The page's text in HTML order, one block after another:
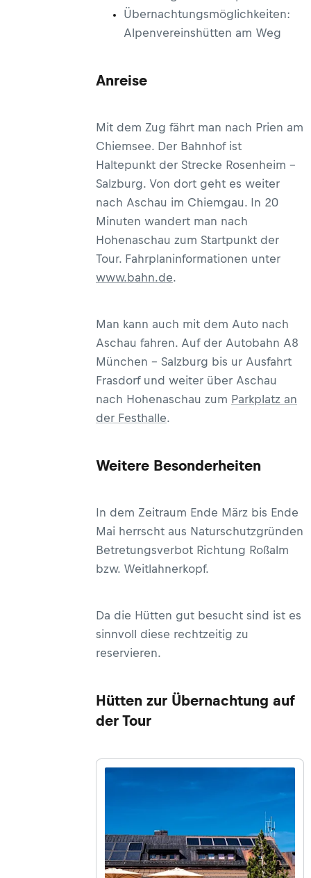
Übernachtungsmöglichkeiten:
Alpenvereinshütten am Weg
Anreise
Mit dem Zug fährt man nach Prien am
Chiemsee. Der Bahnhof ist
Haltepunkt der Strecke Rosenheim -
Salzburg. Von dort geht es weiter
nach Aschau im Chiemgau. In 20
Minuten wandert man nach
Hohenaschau zum Startpunkt der
Tour. Fahrplaninformationen unter
www.bahn.de.
Man kann auch mit dem Auto nach
Aschau fahren. Auf der Autobahn A8
München - Salzburg bis ur Ausfahrt
Frasdorf und weiter über Aschau
nach Hohenaschau zum Parkplatz an
der Festhalle.
Weitere Besonderheiten
In dem Zeitraum Ende März bis Ende
Mai herrscht aus Naturschutzgründen
Betretungsverbot Richtung Roßalm
bzw. Weitlahnerkopf.
Da die Hütten gut besucht sind ist es
sinnvoll diese rechtzeitig zu
reservieren.
Hütten zur Übernachtung auf
der Tour